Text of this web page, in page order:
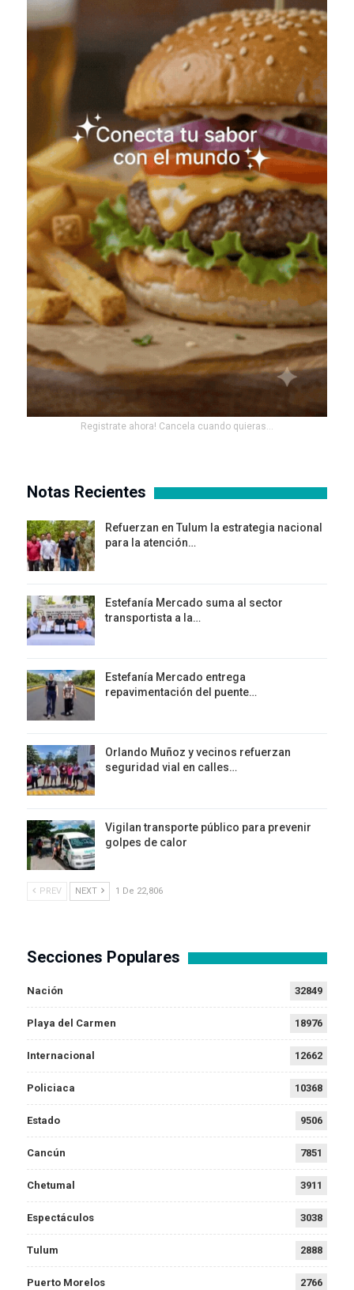
Registrate ahora! Cancela cuando quieras...
Notas Recientes
Refuerzan en Tulum la estrategia nacional
para la atención…
Estefanía Mercado suma al sector
transportista a la…
Estefanía Mercado entrega
repavimentación del puente…
Orlando Muñoz y vecinos refuerzan
seguridad vial en calles…
Vigilan transporte público para prevenir
golpes de calor
PREV NEXT 1 De 22,806
Secciones Populares
Nación 32849
Playa del Carmen 18976
Internacional 12662
Policiaca 10368
Estado 9506
Cancún 7851
Chetumal 3911
Espectáculos 3038
Tulum 2888
Puerto Morelos 2766